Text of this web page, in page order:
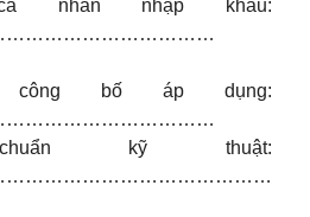
nhân nhập khẩu:
bố áp dụng:
kỹ thuật: